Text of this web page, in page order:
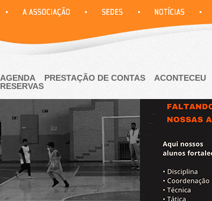
AGENDA PRESTAÇÃO DE CONTAS ACONTECEU
RESERVAS